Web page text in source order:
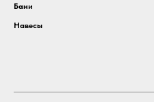
Бани
Навесы